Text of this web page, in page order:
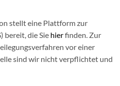
stellt eine Plattform zur
bereit, die Sie hierfinden. Zur
vor einer
sind wir nicht verpflichtet und